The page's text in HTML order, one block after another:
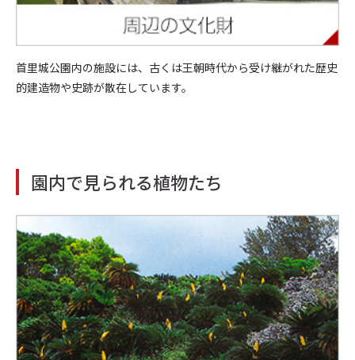
首里城公園内の施設には、古くは王朝時代から受け継がれた歴史
的建造物や史跡が散在しています。
園内で見られる植物たち